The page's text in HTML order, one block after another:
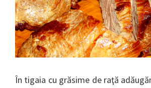
În tigaia cu grăsime de raţă